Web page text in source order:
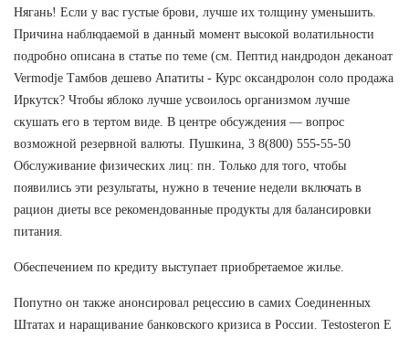
Нягань! Если у вас густые брови, лучше их толщину уменьшить.
Причина наблюдаемой в данный момент высокой волатильности
подробно описана в статье по теме (см. Пептид нандродон деканоат
Vermodje Тамбов дешево Апатиты - Курс оксандролон соло продажа
Иркутск? Чтобы яблоко лучше усвоилось организмом лучше
скушать его в тертом виде. В центре обсуждения — вопрос
возможной резервной валюты. Пушкина, 3 8(800) 555-55-50
Обслуживание физических лиц: пн. Только для того, чтобы
появились эти результаты, нужно в течение недели включать в
рацион диеты все рекомендованные продукты для балансировки
питания.
Обеспечением по кредиту выступает приобретаемое жилье.
Попутно он также анонсировал рецессию в самих Соединенных
Штатах и наращивание банковского кризиса в России. Testosteron E